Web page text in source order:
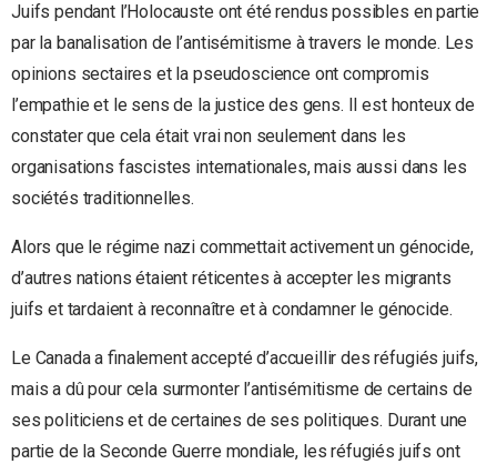
Juifs pendant l’Holocauste ont été rendus possibles en partie
par la banalisation de l’antisémitisme à travers le monde. Les
opinions sectaires et la pseudoscience ont compromis
l’empathie et le sens de la justice des gens. Il est honteux de
constater que cela était vrai non seulement dans les
organisations fascistes internationales, mais aussi dans les
sociétés traditionnelles.
Alors que le régime nazi commettait activement un génocide,
d’autres nations étaient réticentes à accepter les migrants
juifs et tardaient à reconnaître et à condamner le génocide.
Le Canada a finalement accepté d’accueillir des réfugiés juifs,
mais a dû pour cela surmonter l’antisémitisme de certains de
ses politiciens et de certaines de ses politiques. Durant une
partie de la Seconde Guerre mondiale, les réfugiés juifs ont